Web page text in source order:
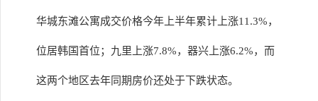
华城东滩公寓成交价格今年上半年累计上涨11.3%，
位居韩国首位；九里上涨7.8%，器兴上涨6.2%，而
这两个地区去年同期房价还处于下跌状态。